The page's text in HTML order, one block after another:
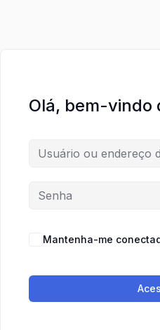
Olá, bem-vindo
Mantenha-me